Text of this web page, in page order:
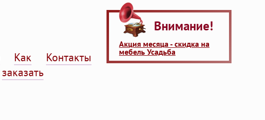
Как
заказать
Контакты
Внимание!
Акция месяца - скидка на
мебель Усадьба